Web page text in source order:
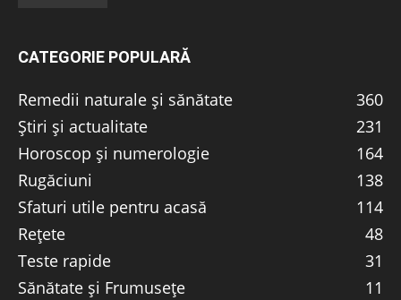
CATEGORIE POPULARĂ
Remedii naturale și sănătate
360
Știri și actualitate
231
Horoscop și numerologie
164
Rugăciuni
138
Sfaturi utile pentru acasă
114
Rețete
48
Teste rapide
31
Sănătate și Frumusețe
11